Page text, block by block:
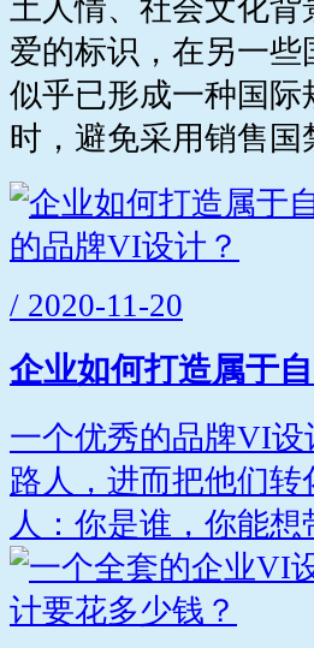
土人情、社会文化
爱的标识，在另一
似乎已形成一种国
时，避免采用销售
/ 2020-11-20
企业如何打造属于
一个优秀的品牌VI
路人，进而把他们
人：你是谁，你能想